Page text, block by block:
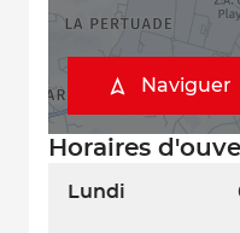
Horaires
Lundi
Naviguer